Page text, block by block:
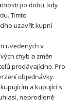
po dobu, kdy
Tímto
uzavřít kupní
uvedených v
chyb a změn
prodávajícího. Pro
objednávky.
a kupující s
neprodleně